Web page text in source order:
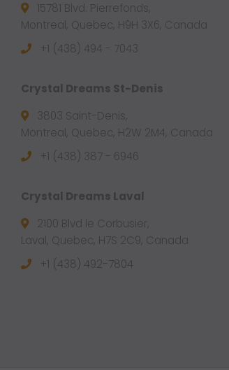
15781 Blvd. Pierrefonds,
Montreal, Quebec, H9H 3X6, Canada
+1 (438) 494 - 7043
Crystal Dreams St-Denis
3803 Saint-Denis,
Montreal, Quebec, H2W 2M4, Canada
+1 (438) 387 - 6946
Crystal Dreams Laval
2100 Blvd le Corbusier,
Laval, Quebec, H7S 2C9, Canada
+1 ‪(438) 492-7804‬